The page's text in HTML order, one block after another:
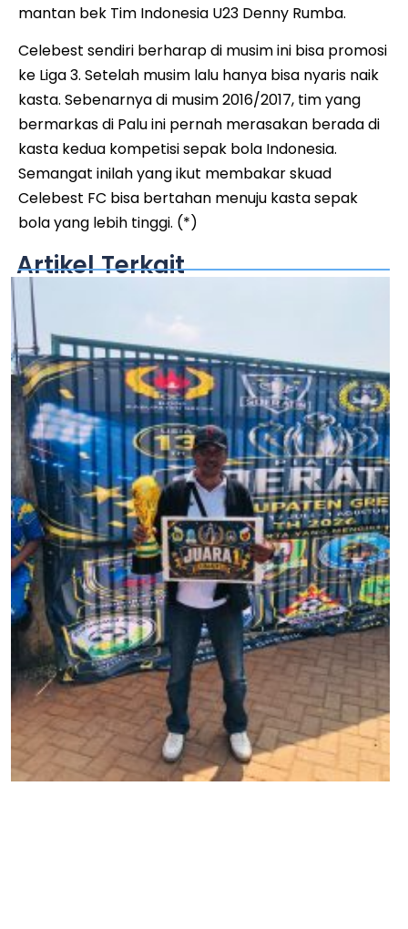
mantan bek Tim Indonesia U23 Denny Rumba.
Celebest sendiri berharap di musim ini bisa promosi
ke Liga 3. Setelah musim lalu hanya bisa nyaris naik
kasta. Sebenarnya di musim 2016/2017, tim yang
bermarkas di Palu ini pernah merasakan berada di
kasta kedua kompetisi sepak bola Indonesia.
Semangat inilah yang ikut membakar skuad
Celebest FC bisa bertahan menuju kasta sepak
bola yang lebih tinggi. (*)
Artikel Terkait